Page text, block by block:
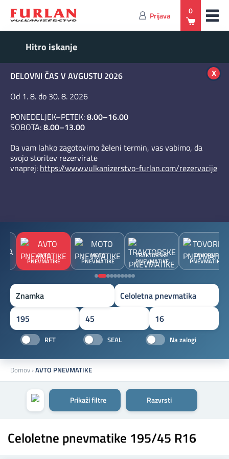
Prijava 0
DELOVNI ČAS V AVGUSTU 2026
Od 1. 8. do 30. 8. 2026
PONEDELJEK–PETEK:8.00–16.00
SOBOTA:8.00–13.00
Da vam lahko zagotovimo želeni termin, vas vabimo, da
svojo storitev rezervirate
vnaprej: https://www.vulkanizerstvo-furlan.com/rezervacije
x
AVTO
PNEVMATIKE
MOTO
PNEVMATIKE
TRAKTORSKE
PNEVMATIKE
TOVORNE
PNEVMATIKE
Znamka
RFT SEAL Na zalogi
Domov ›AVTO PNEVMATIKE
Prikaži filtre Razvrsti
Celoletne pnevmatike 195/45 R16